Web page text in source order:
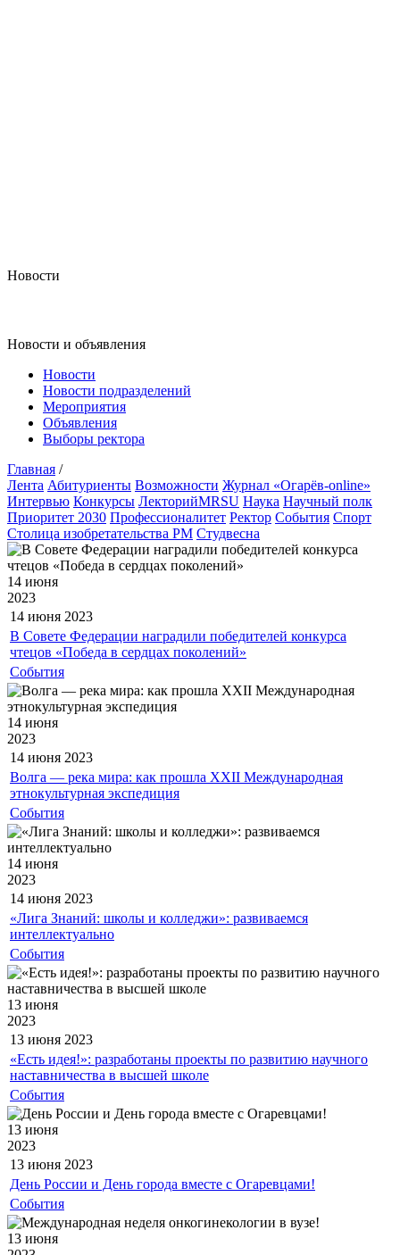
Новости
Новости и объявления
Новости
Новости подразделений
Мероприятия
Объявления
Выборы ректора
Главная /
Лента Абитуриенты Возможности Журнал «Огарёв-online»
Интервью Конкурсы ЛекторийMRSU Наука Научный полк
Приоритет 2030 Профессионалитет Ректор События Спорт
Столица изобретательства РМ Студвесна
14 июня
2023
14 июня 2023
В Совете Федерации наградили победителей конкурса
чтецов «Победа в сердцах поколений»
События
14 июня
2023
14 июня 2023
Волга — река мира: как прошла XXII Международная
этнокультурная экспедиция
События
14 июня
2023
14 июня 2023
«Лига Знаний: школы и колледжи»: развиваемся
интеллектуально
События
13 июня
2023
13 июня 2023
«Есть идея!»: разработаны проекты по развитию научного
наставничества в высшей школе
События
13 июня
2023
13 июня 2023
День России и День города вместе с Огаревцами!
События
13 июня